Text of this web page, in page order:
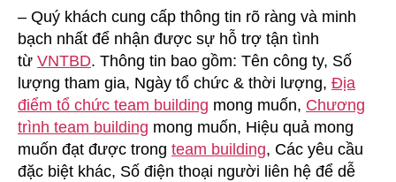
– Quý khách cung cấp thông tin rõ ràng và minh
bạch nhất để nhận được sự hỗ trợ tận tình
từ VNTBD. Thông tin bao gồm: Tên công ty, Số
lượng tham gia, Ngày tổ chức & thời lượng, Địa
điểm tổ chức team building mong muốn, Chương
trình team building mong muốn, Hiệu quả mong
muốn đạt được trong team building, Các yêu cầu
đặc biệt khác, Số điện thoại người liên hệ để dễ